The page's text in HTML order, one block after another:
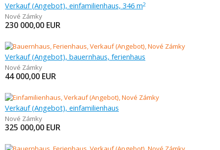
Verkauf (Angebot), einfamilienhaus, 346 m2
Nové Zámky
230 000,00 EUR
Verkauf (Angebot), bauernhaus, ferienhaus
Nové Zámky
44 000,00 EUR
Verkauf (Angebot), einfamilienhaus
Nové Zámky
325 000,00 EUR